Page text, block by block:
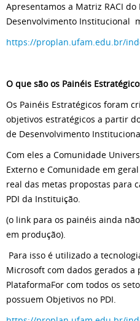
Apresentamos a Matriz RACI
Desenvolvimento Institucional
https://proplan.ufam.edu.br/
O que são os Painéis
Os Painéis Estratégicos foram
objetivos estratégicos a partir
de Desenvolvimento
Com eles a Comunidade
Externo e Comunidade em
real das metas propostas para
PDI da Instituição.
(o link para os painéis ainda
em produção).
Para isso é utilizado a
Microsoft com dados gerados a
PlataformaFor com todos os
possuem Objetivos no PDI.